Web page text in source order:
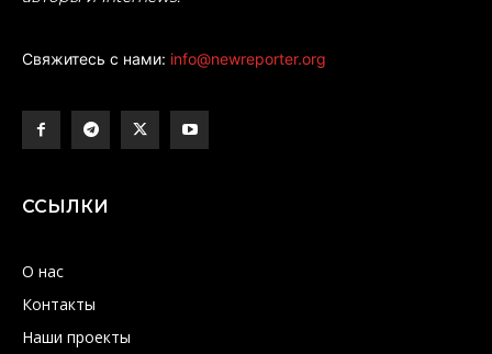
Свяжитесь с нами: info@newreporter.org
ССЫЛКИ
О нас
Контакты
Наши проекты